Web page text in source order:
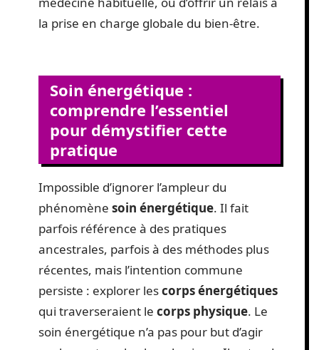
la prise en charge globale du bien-être.
Soin énergétique :
comprendre l’essentiel
pour démystifier cette
pratique
Impossible d’ignorer l’ampleur du
phénomène soin énergétique. Il fait
parfois référence à des pratiques
ancestrales, parfois à des méthodes plus
récentes, mais l’intention commune
persiste : explorer lescorps énergétiques
qui traverseraient le corps physique. Le
soin énergétique n’a pas pour but d’agir